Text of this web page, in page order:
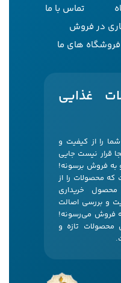
تماس با ما
در فروش
فروشگاه های ما
غذایی
را از کیفیت و
قرار نیست جایی
به فروش برسونه!
که محصولات را از
محصول خریداری
و بررسی اصالت
فروش می‌رسونه!
محصولات تازه و